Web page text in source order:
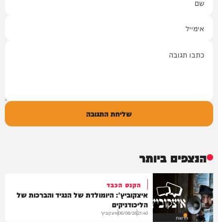
שליחת התגובה
הנצפים ביותר
חדשות
הקנס הכבד
איצקוביץ': היומולדת של הנגיד והברכות של
הליכודניקים
21:40
06/08/26איצקוביץ'